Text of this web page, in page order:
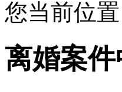
您当前位置
离婚案